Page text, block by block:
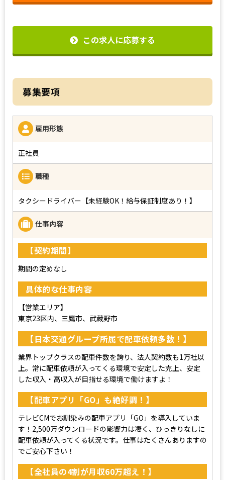
この求人に応募する
募集要項
雇用形態
正社員
職種
タクシードライバー【未経験OK！給与保証制度あり！】
仕事内容
【契約期間】
期間の定めなし
具体的な仕事内容
【営業エリア】
東京23区内、三鷹市、武蔵野市
【日本交通グループ所属で配車依頼多数！】
業界トップクラスの配車件数を誇り、法人契約数も1万社以
上。常に配車依頼が入ってくる環境で安定した売上、安定
した収入・高収入が目指せる環境で働けますよ！
【配車アプリ「GO」も絶好調！】
テレビCMでお馴染みの配車アプリ「GO」を導入していま
す！2,500万ダウンロードの影響力は凄く、ひっきりなしに
配車依頼が入ってくる状況です。仕事はたくさんありますの
でご安心下さい！
【全社員の4割が月収60万超え！】